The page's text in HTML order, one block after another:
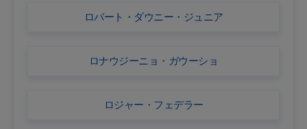
ロバート・ダウニー・ジュニア
ロナウジーニョ・ガウーショ
ロジャー・フェデラー